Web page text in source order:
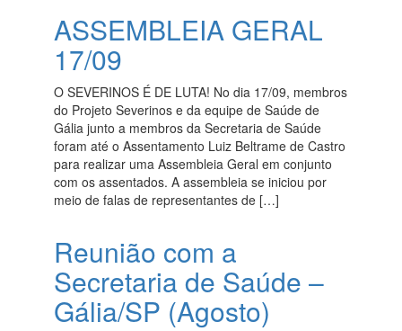
ASSEMBLEIA GERAL
17/09
O SEVERINOS É DE LUTA! No dia 17/09, membros
do Projeto Severinos e da equipe de Saúde de
Gália junto a membros da Secretaria de Saúde
foram até o Assentamento Luiz Beltrame de Castro
para realizar uma Assembleia Geral em conjunto
com os assentados. A assembleia se iniciou por
meio de falas de representantes de […]
Reunião com a
Secretaria de Saúde –
Gália/SP (Agosto)